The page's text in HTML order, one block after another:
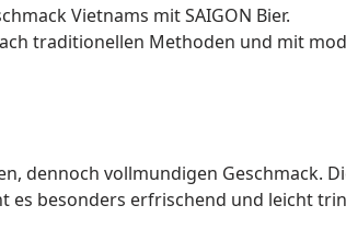
Vietnams mit SAIGON Bier.
traditionellen Methoden und mit
dennoch vollmundigen Geschmack.
es besonders erfrischend und leicht